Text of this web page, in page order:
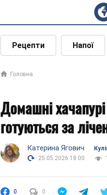
Рецепти Напої
Головна
Домашні
готуються за
Катерина Ягович
25.05.2026 18:00
0 0